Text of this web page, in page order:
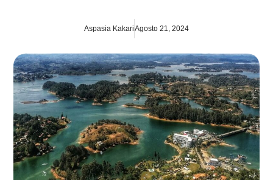
Aspasia KakariAgosto 21, 2024